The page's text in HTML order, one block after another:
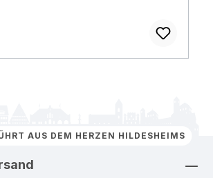
AUS DEM HERZEN HILDESHEIMS